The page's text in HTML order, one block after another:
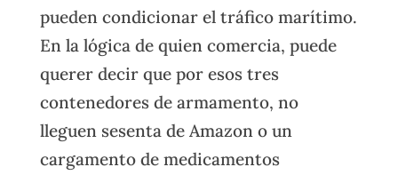
pueden condicionar el tráfico marítimo.
En la lógica de quien comercia, puede
querer decir que por esos tres
contenedores de armamento, no
lleguen sesenta de Amazon o un
cargamento de medicamentos